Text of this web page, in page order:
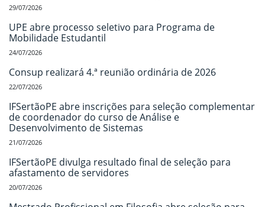
29/07/2026
UPE abre processo seletivo para Programa de
Mobilidade Estudantil
24/07/2026
Consup realizará 4.ª reunião ordinária de 2026
22/07/2026
IFSertãoPE abre inscrições para seleção complementar
de coordenador do curso de Análise e
Desenvolvimento de Sistemas
21/07/2026
IFSertãoPE divulga resultado final de seleção para
afastamento de servidores
20/07/2026